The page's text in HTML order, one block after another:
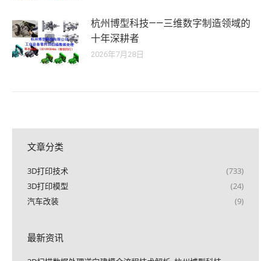
杭州博型科技——三维数字制造领域的
十年深耕者
2026年7月28日
文章分类
3D打印技术
(733)
3D打印模型
(24)
汽车改装
(9)
最新资讯